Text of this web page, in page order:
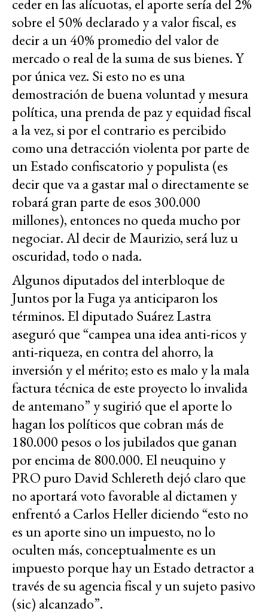
ceder en las alícuotas, el aporte sería del 2%
sobre el 50% declarado y a valor fiscal, es
decir a un 40% promedio del valor de
mercado o real de la suma de sus bienes. Y
por única vez. Si esto no es una
demostración de buena voluntad y mesura
política, una prenda de paz y equidad fiscal
a la vez, si por el contrario es percibido
como una detracción violenta por parte de
un Estado confiscatorio y populista (es
decir que va a gastar mal o directamente se
robará gran parte de esos 300.000
millones), entonces no queda mucho por
negociar. Al decir de Maurizio, será luz u
oscuridad, todo o nada.
Algunos diputados del interbloque de
Juntos por la Fuga ya anticiparon los
términos. El diputado Suárez Lastra
aseguró que “campea una idea anti-ricos y
anti-riqueza, en contra del ahorro, la
inversión y el mérito; esto es malo y la mala
factura técnica de este proyecto lo invalida
de antemano” y sugirió que el aporte lo
hagan los políticos que cobran más de
180.000 pesos o los jubilados que ganan
por encima de 800.000. El neuquino y
PRO puro David Schlereth dejó claro que
no aportará voto favorable al dictamen y
enfrentó a Carlos Heller diciendo “esto no
es un aporte sino un impuesto, no lo
oculten más, conceptualmente es un
impuesto porque hay un Estado detractor a
través de su agencia fiscal y un sujeto pasivo
(sic) alcanzado”.